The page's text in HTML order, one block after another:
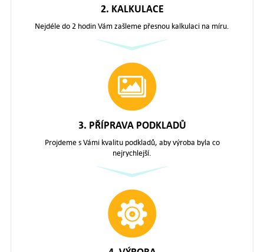
2. KALKULACE
Nejdéle do 2 hodin Vám zašleme přesnou kalkulaci na míru.
3. PŘÍPRAVA PODKLADŮ
Projdeme s Vámi kvalitu podkladů, aby výroba byla co
nejrychlejší.